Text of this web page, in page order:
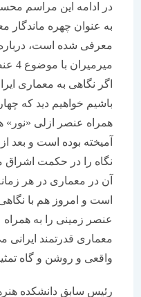
در ادامه این مراسم محسن
معرفی شده است، درباره
میرمیران با
اگر نگاهی به معماری ایران
باشیم خواهیم دید که چهار
همراه عنصر ازلی «نور»
آمیخته بوده است و بعد از
نگاه را در حکمت اشراق
آن در معماری در هر زمانه‌ای
است و امروز هم با نگاهی به
عنصر زمینی را به همراه عنصر
معماری قدرتمند ایرانی
واقعی و روشن و گاه تمثیلی
رئیس سابق دانشکده هنرهای